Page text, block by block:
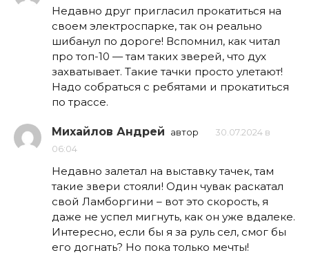
Недавно друг пригласил прокатиться на
своем электроспарке, так он реально
шибанул по дороге! Вспомнил, как читал
про топ-10 — там таких зверей, что дух
захватывает. Такие тачки просто улетают!
Надо собраться с ребятами и прокатиться
по трассе.
Михайлов Андрей автор
30.07.2024 в
06:04
Недавно залетал на выставку тачек, там
такие звери стояли! Один чувак раскатал
свой Ламборгини – вот это скорость, я
даже не успел мигнуть, как он уже вдалеке.
Интересно, если бы я за руль сел, смог бы
его догнать? Но пока только мечты!